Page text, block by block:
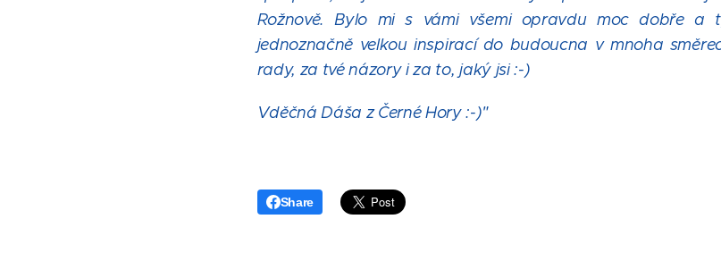
Rožnově. Bylo mi s vámi všemi opravdu moc dobře
jednoznačně velkou inspirací do budoucna v mnoha
rady, za tvé názory i za to, jaký jsi :-)
Vděčná Dáša z Černé Hory :-)"
Share